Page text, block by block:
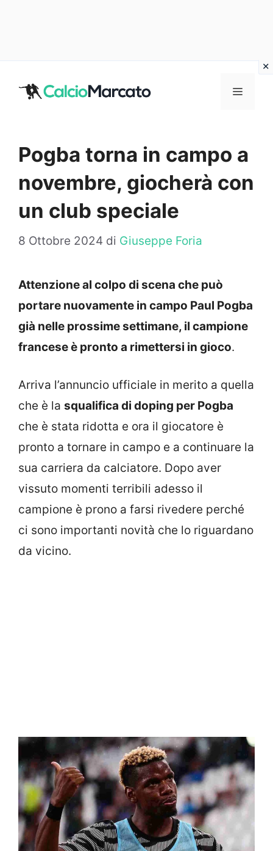
MENU
Pogba torna in campo a
novembre, giocherà con
un club speciale
8 Ottobre 2024 di Giuseppe Foria
Attenzione al colpo di scena che può
portare nuovamente in campo Paul Pogba
già nelle prossime settimane, il campione
francese è pronto a rimettersi in gioco.
Arriva l’annuncio ufficiale in merito a quella
che è la squalifica di doping per Pogba
che è stata ridotta e ora il giocatore è
pronto a tornare in campo e a continuare la
sua carriera da calciatore. Dopo aver
vissuto momenti terribili adesso il
campione è prono a farsi rivedere perché
ci sono importanti novità che lo riguardano
da vicino.